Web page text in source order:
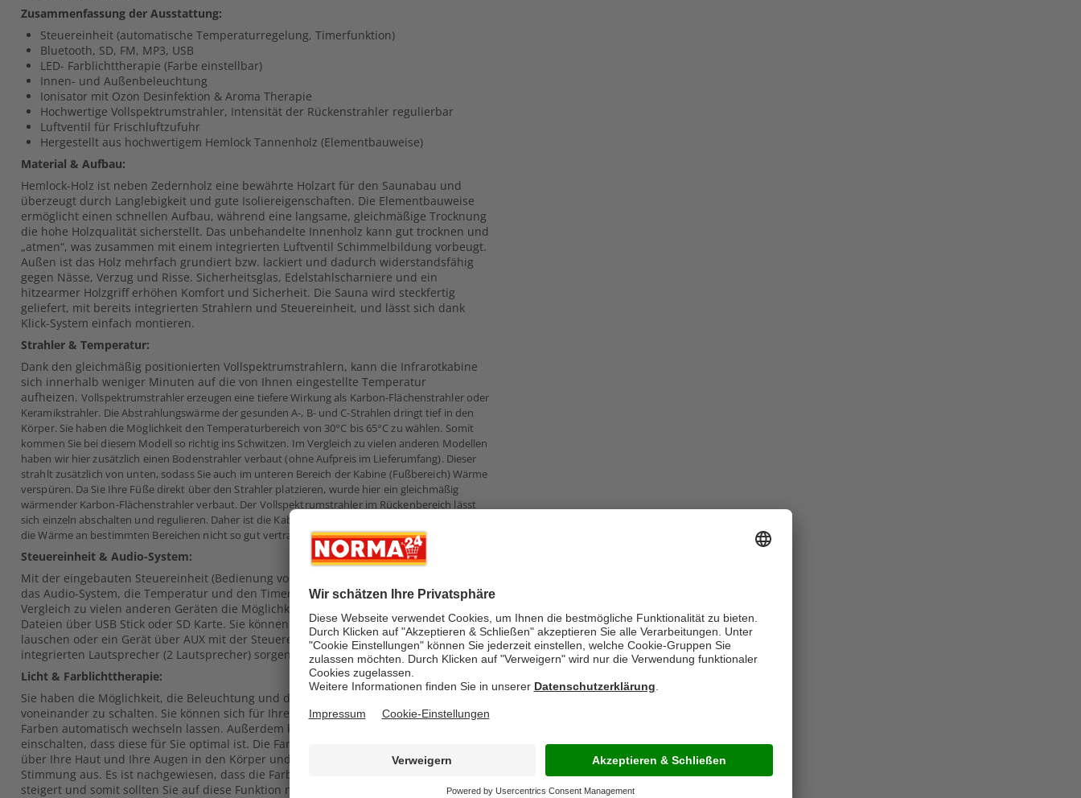
Zusammenfassung der Ausstattung:
Steuereinheit (automatische Temperaturregelung, Timerfunktion)
Bluetooth, SD, FM, MP3, USB
LED- Farblichttherapie (Farbe einstellbar)
Innen- und Außenbeleuchtung
Ionisator mit Ozon Desinfektion & Aroma Therapie
Hochwertige Vollspektrumstrahler, Intensität der Rückenstrahler regulierbar
Luftventil für Frischluftzufuhr
Hergestellt aus hochwertigem Hemlock Tannenholz (Elementbauweise)
Material & Aufbau:
Hemlock-Holz ist neben Zedernholz eine bewährte Holzart für den Saunabau und
überzeugt durch Langlebigkeit und gute Isoliereigenschaften. Die Elementbauweise
ermöglicht einen schnellen Aufbau, während eine langsame, gleichmäßige Trocknung
die hohe Holzqualität sicherstellt. Das unbehandelte Innenholz kann gut trocknen und
„atmen“, was zusammen mit einem integrierten Luftventil Schimmelbildung vorbeugt.
Außen ist das Holz mehrfach grundiert bzw. lackiert und dadurch widerstandsfähig
gegen Nässe, Verzug und Risse. Sicherheitsglas, Edelstahlscharniere und ein
hitzearmer Holzgriff erhöhen Komfort und Sicherheit. Die Sauna wird steckfertig
geliefert, mit bereits integrierten Strahlern und Steuereinheit, und lässt sich dank
Klick-System einfach montieren.
Strahler & Temperatur:
Dank den gleichmäßig positionierten Vollspektrumstrahlern, kann die Infrarotkabine
sich innerhalb weniger Minuten auf die von Ihnen eingestellte Temperatur
aufheizen. Vollspektrumstrahler erzeugen eine tiefere Wirkung als Karbon-Flächenstrahler oder
Keramikstrahler. Die Abstrahlungswärme der gesunden A-, B- und C-Strahlen dringt tief in den
Körper. Sie haben die Möglichkeit den Temperaturbereich von 30°C bis 65°C zu wählen. Somit
kommen Sie bei diesem Modell so richtig ins Schwitzen. Im Vergleich zu vielen anderen Modellen
haben wir hier zusätzlich einen Bodenstrahler verbaut (ohne Aufpreis im Lieferumfang). Dieser
strahlt zusätzlich von unten, sodass Sie auch im unteren Bereich der Kabine (Fußbereich) Wärme
verspüren. Da Sie Ihre Füße direkt über den Strahler platzieren, wurde hier ein gleichmäßig
wärmender Karbon-Flächenstrahler verbaut. Der Vollspektrumstrahler im Rückenbereich lässt
sich einzeln abschalten und regulieren. Daher ist die Kabine auch für Personen geeignet, welche
die Wärme an bestimmten Bereichen nicht so gut vertragen.
Steuereinheit & Audio-System:
Mit der eingebauten Steuereinheit (Bedienung von Innen) können Sie die Beleuchtung,
das Audio-System, die Temperatur und den Timer zentral einstellen. Sie haben im
Vergleich zu vielen anderen Geräten die Möglichkeit, der direkten Wiedergabe von MP3
Dateien über USB Stick oder SD Karte. Sie können natürlich auch Ihrem Radiosender
lauschen oder ein Gerät über AUX mit der Steuereinheit verbinden. Die in der Decke
integrierten Lautsprecher (2 Lautsprecher) sorgen für einen klaren, kraftvollen Sound.
Licht & Farblichttherapie:
Sie haben die Möglichkeit, die Beleuchtung und die LED Farblichttherapie getrennt
voneinander zu schalten. Sie können sich für Ihre Wunschfarbe entscheiden, oder die
Farben automatisch wechseln lassen. Außerdem können Sie die Beleuchtung so
einschalten, dass diese für Sie optimal ist. Die Farben der Farblichttherapie dringen
über Ihre Haut und Ihre Augen in den Körper und wirken sich positiv auf Ihre
Stimmung aus. Es ist nachgewiesen, dass die Farblichttherapie das Wohlbefinden
steigert und somit sollten Sie auf diese Funktion nicht missen müssen.